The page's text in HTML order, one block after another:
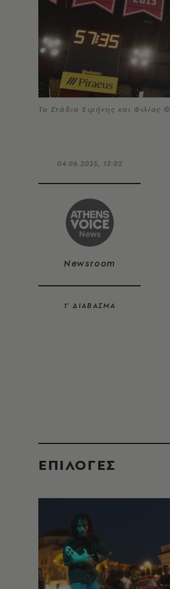
Το Στάδιο Ειρήνης και Φιλίας
04.06.2025, 13:02
Newsroom
1’ ΔΙΑΒΑΣΜΑ
EΠΙΛΟΓΈΣ